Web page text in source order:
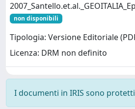
non disponibili
Tipologia: Versione Editoriale
Licenza: DRM non definito
I documenti in IRIS sono